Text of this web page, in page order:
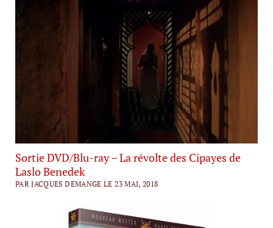
Sortie DVD/Blu-ray – La révolte des Cipayes de
Laslo Benedek
PAR JACQUES DEMANGE LE 23 MAI, 2018